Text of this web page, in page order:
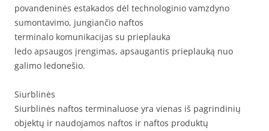
povandeninės estakados dėl technologinio vamzdyno
sumontavimo, jungiančio naftos
terminalo komunikacijas su prieplauka
ledo apsaugos įrengimas, apsaugantis prieplauką nuo
galimo ledonešio.
Siurblinės
Siurblinės naftos terminaluose yra vienas iš pagrindinių
objektų ir naudojamos naftos ir naftos produktų